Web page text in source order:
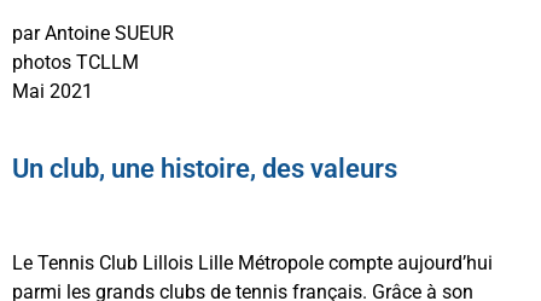
par Antoine SUEUR
photos TCLLM
Mai 2021
Un club, une histoire, des valeurs
Le Tennis Club Lillois Lille Métropole compte aujourd’hui
parmi les grands clubs de tennis français. Grâce à son